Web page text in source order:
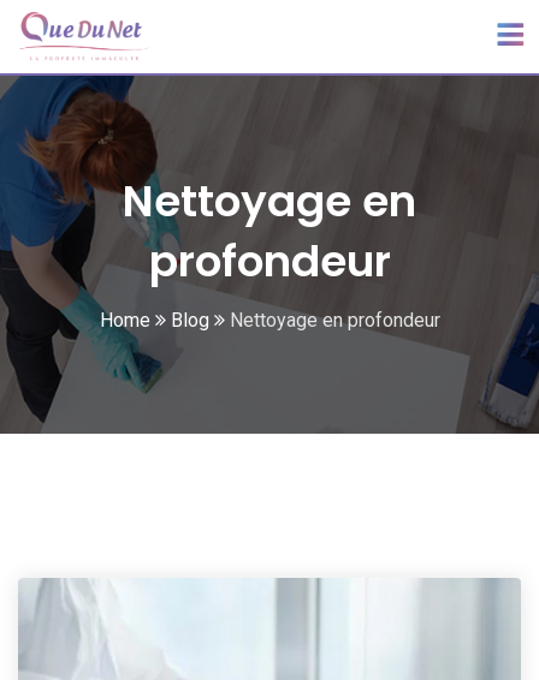
Nettoyage en
profondeur
Home Blog Nettoyage en profondeur